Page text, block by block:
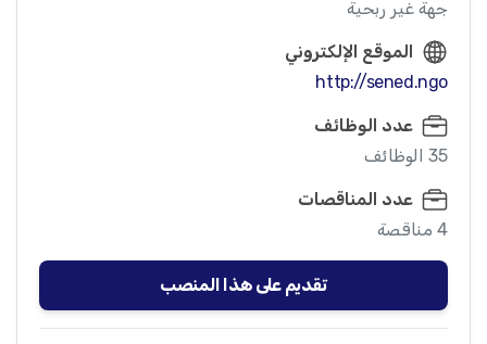
جهة غير ربحية
الموقع الإلكتروني
http://sened.ngo
عدد الوظائف
35 الوظائف
عدد المناقصات
4 مناقصة
تقديم على هذا المنصب